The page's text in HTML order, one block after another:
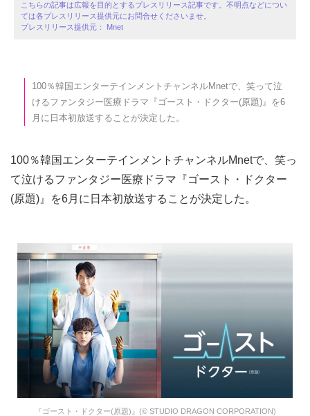
こちらの記事は広報を目的とするプレスリリース記事です。不明点などについ
ては各プレスリリース提供元にお問合せくださいませ。
プレスリリース提供元： Mnet
100％韓国エンターテインメントチャンネルMnetで、笑って泣
けるファンタジー医療ドラマ『ゴースト・ドクター(原題)』を6
月に日本初放送することが決定した。
100％韓国エンターテインメントチャンネルMnetで、笑っ
て泣けるファンタジー医療ドラマ『ゴースト・ドクター
(原題)』を6月に日本初放送することが決定した。
『ゴースト・ドクター(原題)』(© STUDIO DRAGON CORPORATION)